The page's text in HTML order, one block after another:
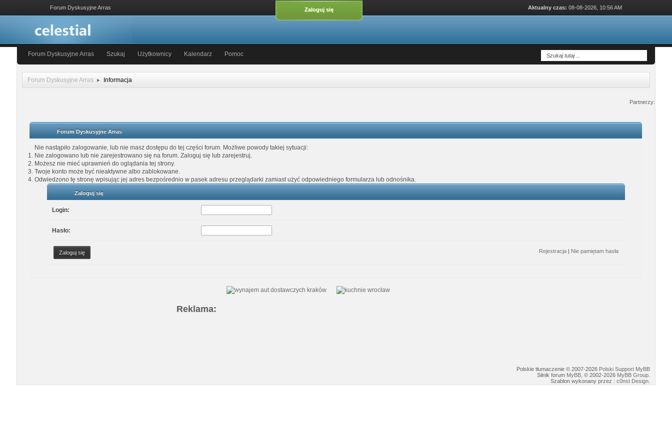
Forum Dyskusyjne Arras Aktualny czas: 08-08-2026, 10:56 AM
Zaloguj się
Forum Dyskusyjne Arras Szukaj Użytkownicy Kalendarz Pomoc
Forum Dyskusyjne Arras Informacja
Partnerzy:
Forum Dyskusyjne Arras
Nie nastąpiło zalogowanie, lub nie masz dostępu do tej części forum. Możliwe powody takiej sytuacji:
Nie zalogowano lub nie zarejestrowano się na forum. Zaloguj się lub zarejestruj.
Możesz nie mieć uprawnień do oglądania tej strony.
Twoje konto może być nieaktywne albo zablokowane.
Odwiedzono tę stronę wpisując jej adres bezpośrednio w pasek adresu przeglądarki zamiast użyć odpowiedniego formularza lub odnośnika.
Zaloguj się
Login:
Hasło:
Rejestracja| Nie pamiętam hasła
Reklama:
Polskie tłumaczenie © 2007-2026 Polski Support MyBB
Silnik forum MyBB , © 2002-2026 MyBB Group
Szablon wykonany przez :c0nst Design